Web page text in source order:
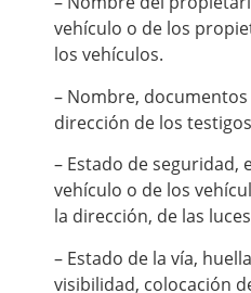
vehículo o de los
los vehículos.
– Nombre,
dirección de los
– Estado de seguridad,
vehículo o de los
la dirección, de las
– Estado de la vía,
visibilidad, colocación